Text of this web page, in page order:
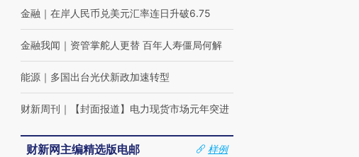
金融 ｜ 在岸人民币兑美元汇率连日升破6.75
金融我闻 ｜ 资管掌舵人更替 百年人寿僵局何解
能源 ｜ 多国出台光伏新政加速转型
财新周刊 ｜ 【封面报道】电力现货市场元年突进
财新网主编精选版电邮
样例